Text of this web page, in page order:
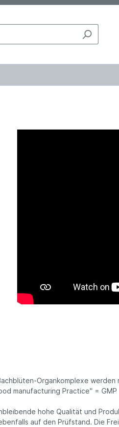
Organkomplexe
manufacturing Practice" = GMP
hohe Qualität und
auf den Prüfstand. Die